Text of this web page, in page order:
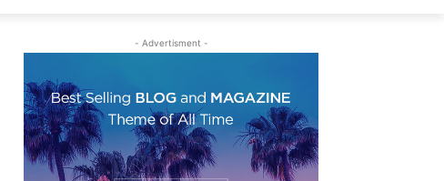
- Advertisment -